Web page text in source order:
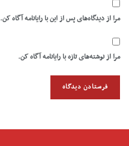
مرا از دیدگاه‌های پس از این با رایانامه آگاه کن.
مرا از نوشته‌های تازه با رایانامه آگاه کن.